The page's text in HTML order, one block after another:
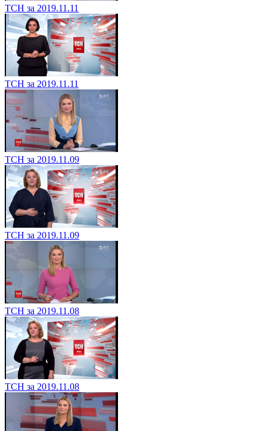
ТСН за 2019.11.11
ТСН за 2019.11.11
ТСН за 2019.11.09
ТСН за 2019.11.09
ТСН за 2019.11.08
ТСН за 2019.11.08